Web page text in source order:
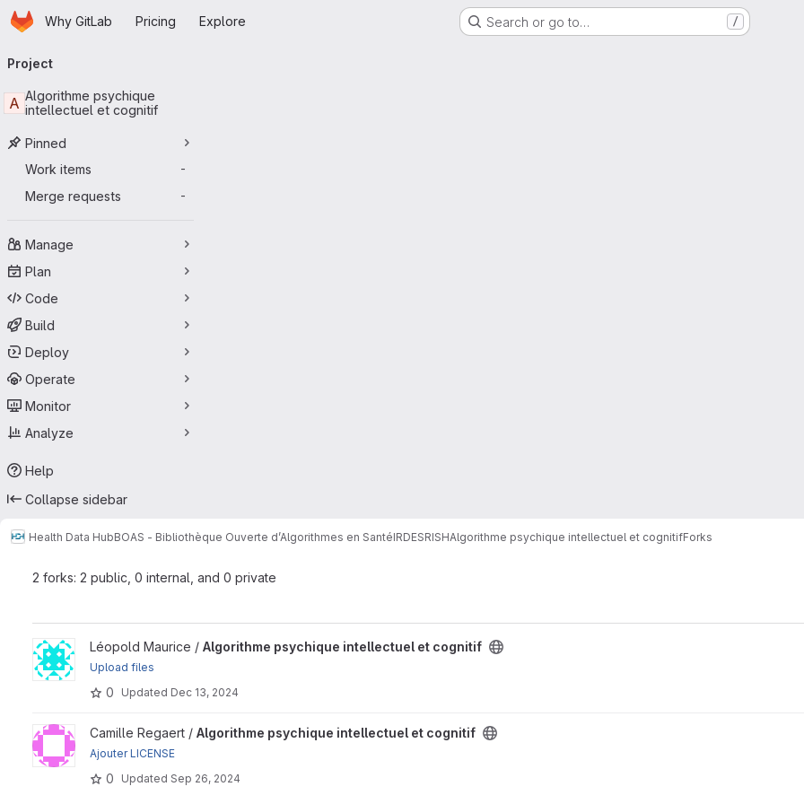
Skip to main content
HomepageWhy GitLab Pricing Explore Search or go to… /
navigation
Project
A Algorithme psychique
intellectuel et cognitif
Pinned
Work items
-
Merge requests -
Manage
Plan
Code
Build
Deploy
Operate
Monitor
Analyze
Help
Collapse sidebar
Health Data HubBOAS - Bibliothèque Ouverte d’Algorithmes en SantéIRDESRISHAlgorithme psychique intellectuel et cognitifForks
2 forks: 2 public, 0 internal, and 0 private
View Algorithme psychique intellectuel et cognitif project
Léopold Maurice / Algorithme psychique intellectuel et cognitif
Upload files
0 Updated Dec 13, 2024
View Algorithme psychique intellectuel et cognitif project
Camille Regaert / Algorithme psychique intellectuel et cognitif
Ajouter LICENSE
0 Updated Sep 26, 2024